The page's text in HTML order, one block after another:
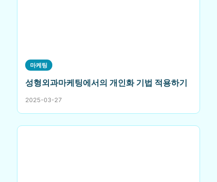
마케팅
성형외과마케팅에서의 개인화 기법 적용하기
2025-03-27